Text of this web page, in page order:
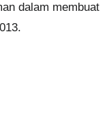
dalam membuat